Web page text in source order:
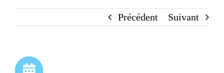
Précédent Suivant